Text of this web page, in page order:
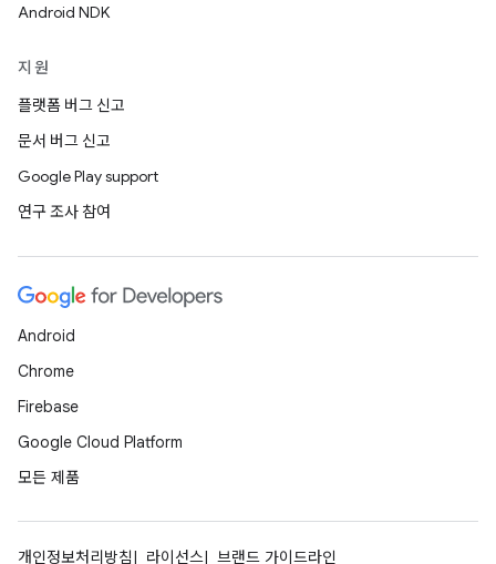
Android NDK
지원
플랫폼 버그 신고
문서 버그 신고
Google Play support
연구 조사 참여
Android
Chrome
Firebase
Google Cloud Platform
모든 제품
개인정보처리방침 라이선스 브랜드 가이드라인